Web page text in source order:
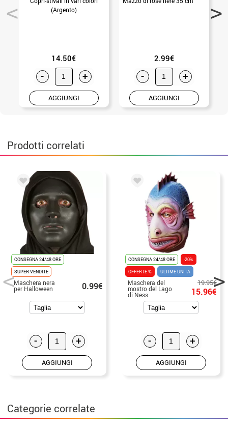
(Argento)
14.50€
- +
AGGIUNGI
2.99€
- +
AGGIUNGI
Prodotti correlati
CONSEGNA 24/48 ORE
SUPER VENDITE
Maschera nera
per Halloween 0.99€
- +
AGGIUNGI
CONSEGNA 24/48 ORE
-20%
OFFERTE %
ULTIME UNITÀ
Maschera del
mostro del Lago
di Ness
19.95€
15.96€
- +
AGGIUNGI
Categorie correlate